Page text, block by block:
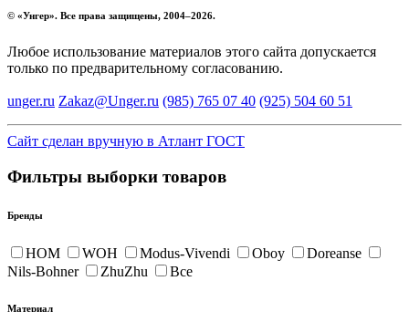
© «Унгер». Все права защищены, 2004–2026.
Любое использование материалов этого сайта допускается
только по предварительному согласованию.
unger.ru Zakaz@Unger.ru (985) 765 07 40 (925) 504 60 51
Сайт сделан вручную в Атлант ГОСТ
Фильтры выборки товаров
Бренды
HOM WOH Modus-Vivendi Oboy
Doreanse
Nils-Bohner
ZhuZhu Все
Материал